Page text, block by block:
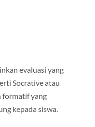
evaluasi yang
Socrative atau
formatif yang
kepada siswa.